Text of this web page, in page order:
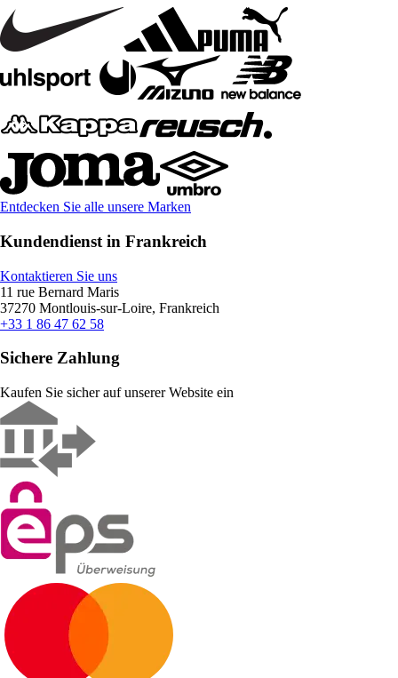
Entdecken Sie alle unsere Marken
Kundendienst in Frankreich
Kontaktieren Sie uns
11 rue Bernard Maris
37270 Montlouis-sur-Loire, Frankreich
+33 1 86 47 62 58
Sichere Zahlung
Kaufen Sie sicher auf unserer Website ein